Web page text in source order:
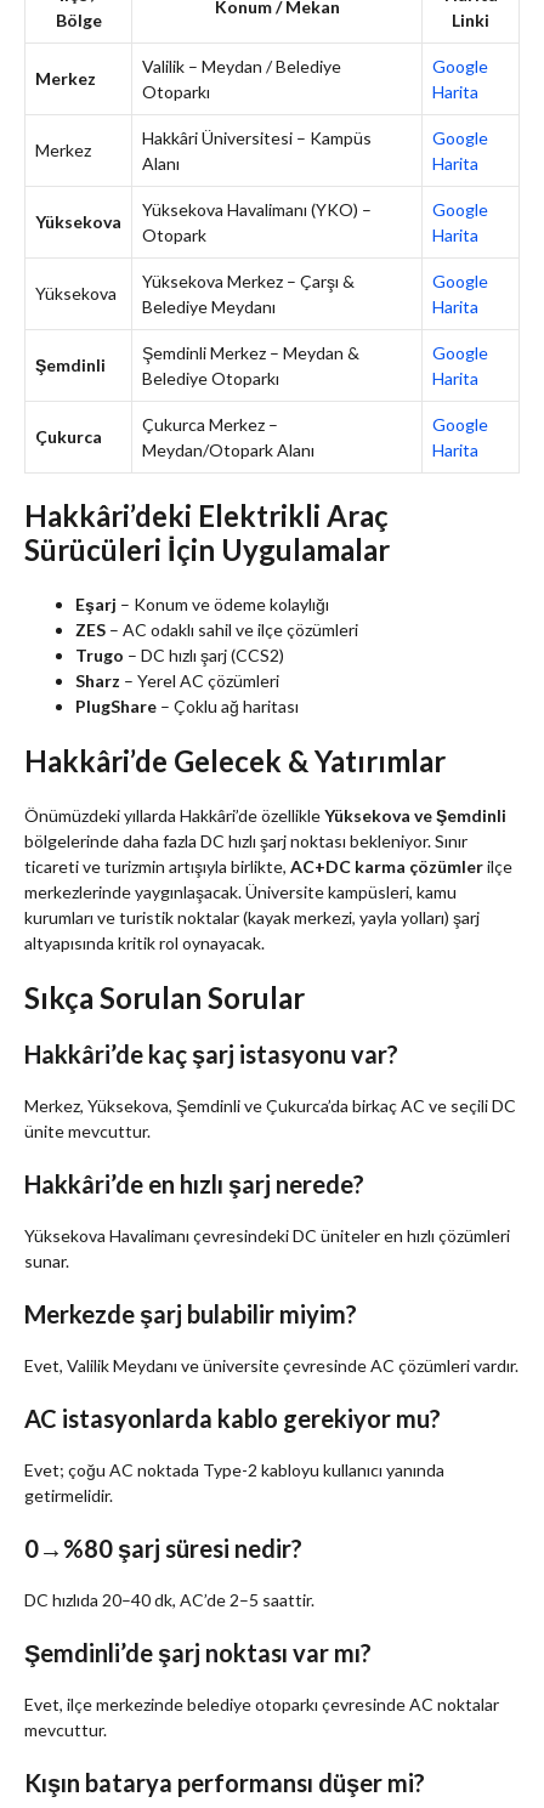
Bölge
Konum / Mekan
Linki
Merkez
Valilik – Meydan / Belediye
Otoparkı
Google
Harita
Merkez
Hakkâri Üniversitesi – Kampüs
Alanı
Google
Harita
Yüksekova
Yüksekova Havalimanı (YKO) –
Otopark
Google
Harita
Yüksekova
Yüksekova Merkez – Çarşı &
Belediye Meydanı
Google
Harita
Şemdinli
Şemdinli Merkez – Meydan &
Belediye Otoparkı
Google
Harita
Çukurca
Çukurca Merkez –
Meydan/Otopark Alanı
Google
Harita
Hakkâri’deki Elektrikli Araç
Sürücüleri İçin Uygulamalar
Eşarj – Konum ve ödeme kolaylığı
ZES – AC odaklı sahil ve ilçe çözümleri
Trugo – DC hızlı şarj (CCS2)
Sharz – Yerel AC çözümleri
PlugShare – Çoklu ağ haritası
Hakkâri’de Gelecek & Yatırımlar
Önümüzdeki yıllarda Hakkâri’de özellikleYüksekova ve Şemdinli
bölgelerinde daha fazla DC hızlı şarj noktası bekleniyor. Sınır
ticareti ve turizmin artışıyla birlikte, AC+DC karma çözümlerilçe
merkezlerinde yaygınlaşacak. Üniversite kampüsleri, kamu
kurumları ve turistik noktalar (kayak merkezi, yayla yolları) şarj
altyapısında kritik rol oynayacak.
Sıkça Sorulan Sorular
Hakkâri’de kaç şarj istasyonu var?
Merkez, Yüksekova, Şemdinli ve Çukurca’da birkaç AC ve seçili DC
ünite mevcuttur.
Hakkâri’de en hızlı şarj nerede?
Yüksekova Havalimanı çevresindeki DC üniteler en hızlı çözümleri
sunar.
Merkezde şarj bulabilir miyim?
Evet, Valilik Meydanı ve üniversite çevresinde AC çözümleri vardır.
AC istasyonlarda kablo gerekiyor mu?
Evet; çoğu AC noktada Type-2 kabloyu kullanıcı yanında
getirmelidir.
0→%80 şarj süresi nedir?
DC hızlıda 20–40 dk, AC’de 2–5 saattir.
Şemdinli’de şarj noktası var mı?
Evet, ilçe merkezinde belediye otoparkı çevresinde AC noktalar
mevcuttur.
Kışın batarya performansı düşer mi?